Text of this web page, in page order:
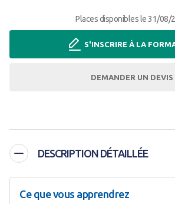
Places disponibles le 31/08/
S'INSCRIRE À LA
DEMANDER UN DEVIS
DESCRIPTION DÉTAILLÉE
Ce que vous apprendrez